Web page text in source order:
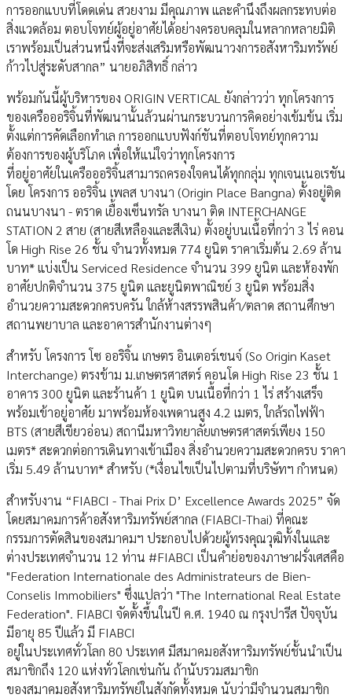
การออกแบบที่โดดเด่น สวยงาม มีคุณภาพ และคำนึงถึงผลกระทบต่อ
สิ่งแวดล้อม ตอบโจทย์ผู้อยู่อาศัยได้อย่างครอบคลุมในหลากหลายมิติ
เราพร้อมเป็นส่วนหนึ่งที่จะส่งเสริมหรือพัฒนาวงการอสังหาริมทรัพย์
ก้าวไปสู่ระดับสากล” นายอภิสิทธิ์ กล่าว
พร้อมกันนี้ผู้บริหารของ ORIGIN VERTICAL ยังกล่าวว่า ทุกโครงการ
ของเครือออริจิ้นที่พัฒนานั้นล้วนผ่านกระบวนการคิดอย่างเข้มข้น เริ่ม
ตั้งแต่การคัดเลือกทำเล การออกแบบฟังก์ชันที่ตอบโจทย์ทุกความ
ต้องการของผู้บริโภค เพื่อให้แน่ใจว่าทุกโครงการ
ที่อยู่อาศัยในเครือออริจิ้นสามารถครองใจคนได้ทุกกลุ่ม ทุกเจนเนอเรชัน
โดย โครงการ ออริจิ้น เพลส บางนา (Origin Place Bangna) ตั้งอยู่ติด
ถนนบางนา - ตราด เยื้องเซ็นทรัล บางนา ติด INTERCHANGE
STATION 2 สาย (สายสีเหลืองและสีเงิน) ตั้งอยู่บนเนื้อที่กว่า 3 ไร่ คอน
โด High Rise 26 ชั้น จำนวทั้งหมด 774 ยูนิต ราคาเริ่มต้น 2.69 ล้าน
บาท* แบ่งเป็น Serviced Residence จำนวน 399 ยูนิต และห้องพัก
อาศัยปกติจำนวน 375 ยูนิต และยูนิตพาณิชย์ 3 ยูนิต พร้อมสิ่ง
อำนวยความสะดวกครบครัน ใกล้ห้างสรรพสินค้า/ตลาด สถานศึกษา
สถานพยาบาล และอาคารสำนักงานต่างๆ
สำหรับ โครงการ โซ ออริจิ้น เกษตร อินเตอร์เชนจ์ (So Origin Kaset
Interchange) ตรงข้าม ม.เกษตรศาสตร์ คอนโด High Rise 23 ชั้น 1
อาคาร 300 ยูนิต และร้านค้า 1 ยูนิต บนเนื้อที่กว่า 1 ไร่ สร้างเสร็จ
พร้อมเข้าอยู่อาศัย มาพร้อมห้องเพดานสูง 4.2 เมตร, ใกล้รถไฟฟ้า
BTS (สายสีเขียวอ่อน) สถานีมหาวิทยาลัยเกษตรศาสตร์เพียง 150
เมตร* สะดวกต่อการเดินทางเข้าเมือง สิ่งอำนวยความสะดวกครบ ราคา
เริ่ม 5.49 ล้านบาท* สำหรับ (*เงื่อนไขเป็นไปตามที่บริษัทฯ กำหนด)
สำหรับงาน “FIABCI - Thai Prix D’ Excellence Awards 2025” จัด
โดยสมาคมการค้าอสังหาริมทรัพย์สากล (FIABCI-Thai) ที่คณะ
กรรมการตัดสินของสมาคมฯ ประกอบไปด้วยผู้ทรงคุณวุฒิทั้งในและ
ต่างประเทศจำนวน 12 ท่าน #FIABCI เป็นคำย่อของภาษาฝรั่งเศสคือ
"Federation Internationale des Administrateurs de Bien-
Conselis Immobiliers" ซึ่งแปลว่า "The International Real Estate
Federation". FIABCI จัดตั้งขึ้นในปี ค.ศ. 1940 ณ กรุงปารีส ปัจจุบัน
มีอายุ 85 ปีแล้ว มี FIABCI
อยู่ในประเทศทั่วโลก 80 ประเทศ มีสมาคมอสังหาริมทรัพย์ชั้นนำเป็น
สมาชิกถึง 120 แห่งทั่วโลกเช่นกัน ถ้านับรวมสมาชิก
ของสมาคมอสังหาริมทรัพย์ในสังกัดทั้งหมด นับว่ามีจำนวนสมาชิก